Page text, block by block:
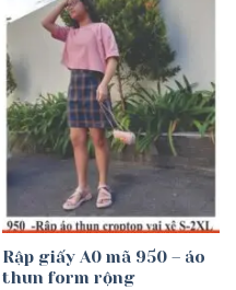
wishlist
Rập giấy A0 mã 950 – áo
thun form rộng